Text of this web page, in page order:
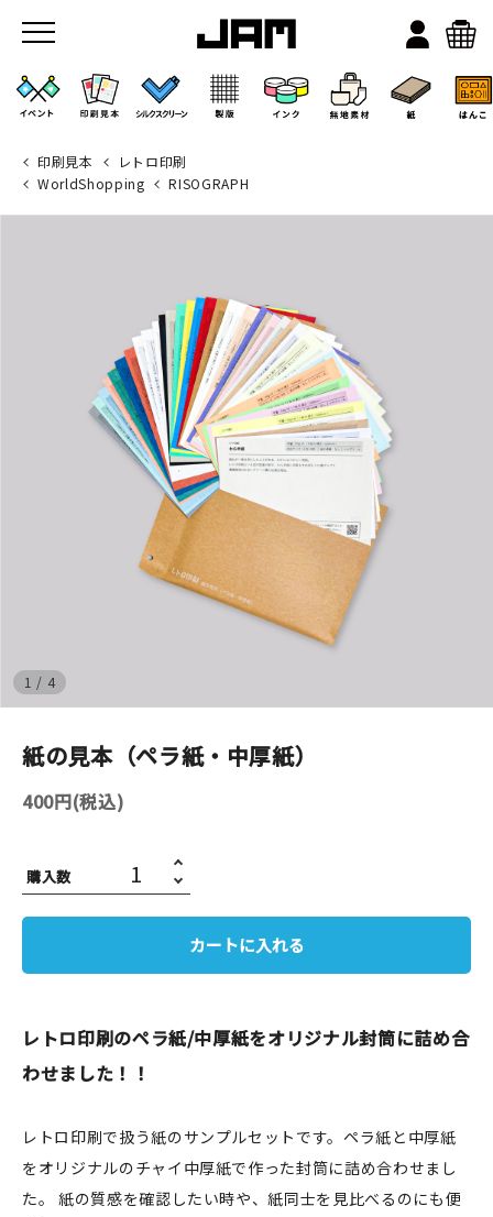
お店/ワークスペース
無地素材
紙
はんこ
台湾グッズ
印刷見本
レトロ印刷
WorldShopping
RISOGRAPH
1 / 4
紙の見本（ペラ紙・中厚紙）
400円(税込)
購入数
カートに入れる
レトロ印刷のペラ紙/中厚紙をオリジナル封筒に詰め合
わせました！！
レトロ印刷で扱う紙のサンプルセットです。ペラ紙と中厚紙
をオリジナルのチャイ中厚紙で作った封筒に詰め合わせまし
た。 紙の質感を確認したい時や、紙同士を見比べるのにも便